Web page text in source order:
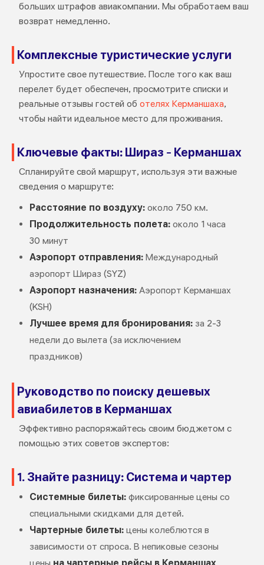
больших штрафов авиакомпании. Мы обработаем ваш
возврат немедленно.
Комплексные туристические услуги
Упростите свое путешествие. После того как ваш
перелет будет обеспечен, просмотрите списки и
реальные отзывы гостей об отелях Керманшаха,
чтобы найти идеальное место для проживания.
Ключевые факты: Шираз - Керманшах
Спланируйте свой маршрут, используя эти важные
сведения о маршруте:
Расстояние по воздуху:около 750 км.
Продолжительность полета:около 1 часа
30 минут
Аэропорт отправления:Международный
аэропорт Шираз (SYZ)
Аэропорт назначения:Аэропорт Керманшах
(KSH)
Лучшее время для бронирования:за 2-3
недели до вылета (за исключением
праздников)
Руководство по поиску дешевых
авиабилетов в Керманшах
Эффективно распоряжайтесь своим бюджетом с
помощью этих советов экспертов:
1. Знайте разницу: Система и чартер
Системные билеты:фиксированные цены со
специальными скидками для детей.
Чартерные билеты:цены колеблются в
зависимости от спроса. В непиковые сезоны